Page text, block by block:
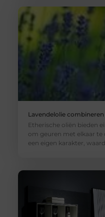
Lavendelolie
Etherische oliën bieden
om geuren met elkaar te
een eigen karakter,